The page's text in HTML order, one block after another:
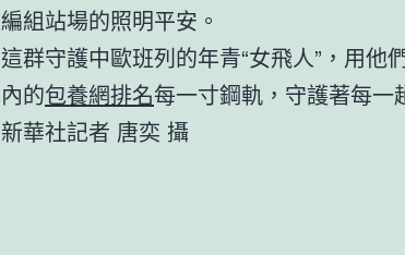
編組站場的照明平安。
這群守護中歐班列的年青“女飛人”，用他
內的包養網排名每一寸鋼軌，守護著每一
新華社記者 唐奕 攝